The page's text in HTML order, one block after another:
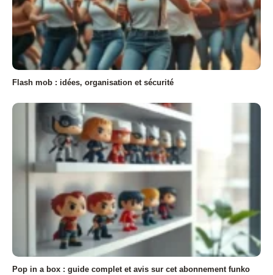
Flash mob : idées, organisation et sécurité
Pop in a box : guide complet et avis sur cet abonnement funko